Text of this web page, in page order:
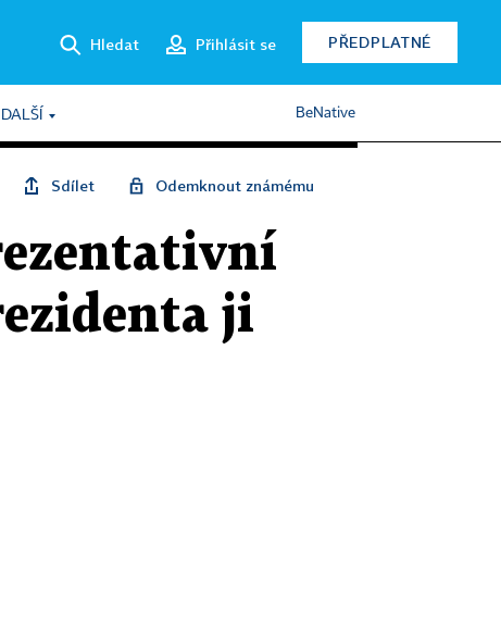
Hledat Přihlásit se PŘEDPLATNÉ
DALŠÍ BeNative
Sdílet Odemknout známému
ji